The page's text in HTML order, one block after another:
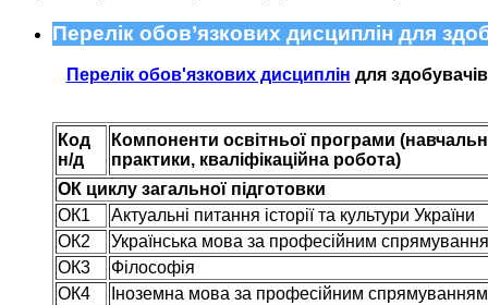
Перелік обов’язкових дисциплін для
Перелік обов'язкових дисциплін для
Код
н/д
Компоненти освітньої програми
практики, кваліфікаційна робота)
ОК циклу загальної підготовки
ОК1
Актуальні питання історії та культури України
ОК2
Українська мова за професійним
ОК3
Філософія
ОК4
Іноземна мова за професійним спрямуванням